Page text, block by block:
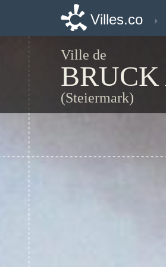
Villes.co
Ville de
(Steiermark)
Villes.co